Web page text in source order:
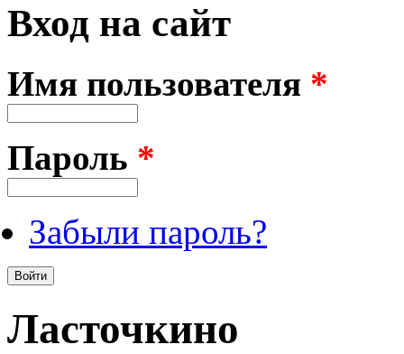
Вход на сайт
Имя пользователя *
Пароль *
Забыли пароль?
Ласточкино